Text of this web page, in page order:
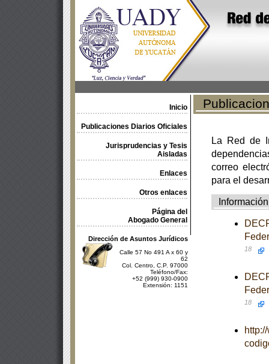
Inicio
Publicaciones Diarios Oficiales
Jurisprudencias y Tesis
Aisladas
Enlaces
Otros enlaces
Página del
Abogado General
Dirección de Asuntos Jurídicos
Calle 57 No 491 A x 60 y
62
Col. Centro, C.P. 97000
Teléfono/Fax:
+52 (999) 930-0900
Extensión: 1151
La Red de
correo
para el
Información
18
18